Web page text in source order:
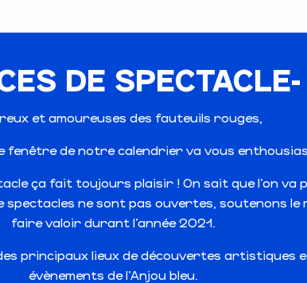
DE SPECTACLE-
et amoureuses des fauteuils rouges,
fenêtre de notre calendrier va vous
ça fait toujours plaisir ! On sait que l’on va
spectacles ne sont pas ouvertes, soutenons
faire valoir durant l’année 2021.
principaux lieux de découvertes artistiques
évènements de l’Anjou bleu.